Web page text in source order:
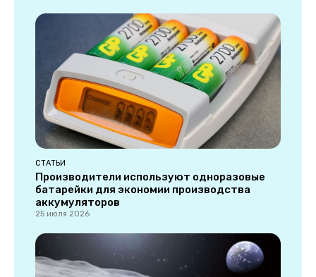
СТАТЬИ
Производители используют одноразовые
батарейки для экономии производства
аккумуляторов
25 июля 2026